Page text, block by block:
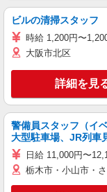
ビルの清掃スタッフ
時給 1,200円〜
大阪市北区
詳細を見
警備員スタッフ（イ
大型駐車場、JR列車
日給 11,000円〜
栃木市・小山市・